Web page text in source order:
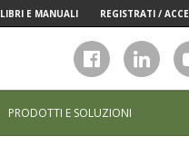
LIBRI E MANUALI REGISTRATI /
PRODOTTI E SOLUZIONI